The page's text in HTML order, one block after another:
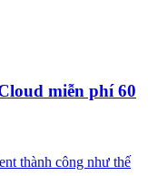
miễn phí 60